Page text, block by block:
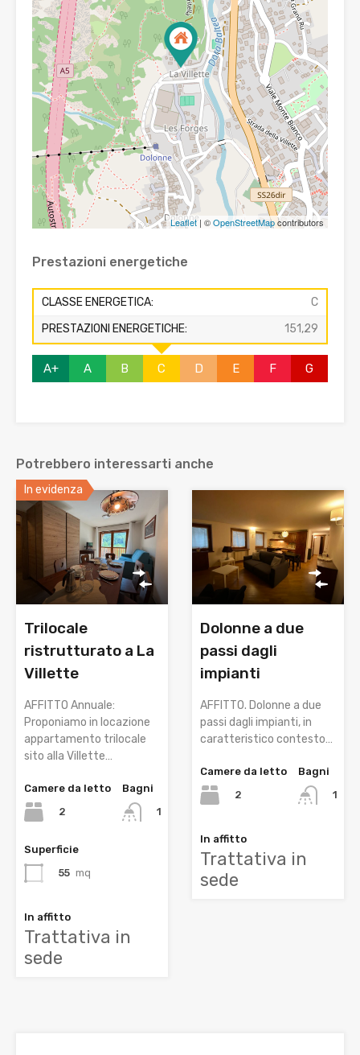
Leaflet| ©OpenStreetMapcontributors
Prestazioni energetiche
CLASSE ENERGETICA:
C
PRESTAZIONI ENERGETICHE:
151,29
A+ A B C D E F G
Potrebbero interessarti anche
In evidenza
Trilocale
ristrutturato a La
Villette
AFFITTO Annuale:
Proponiamo in locazione
appartamento trilocale
sito alla Villette…
Camere da letto
2
Bagni
1
Superficie
55 mq
In affitto
Trattativa in
sede
Dolonne a due
passi dagli
impianti
AFFITTO. Dolonne a due
passi dagli impianti, in
caratteristico contesto…
Camere da letto
2
Bagni
1
In affitto
Trattativa in
sede